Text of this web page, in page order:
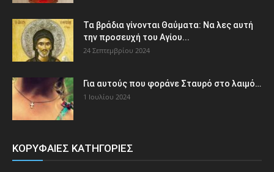
Τα βράδια γίνονται Θαύματα: Να λες αυτή
την προσευχή του Αγίου...
24 Σεπτεμβρίου 2024
Για αυτούς που φοράνε Σταυρό στο λαιμό…
1 Ιουλίου 2024
ΚΟΡΥΦΑΙΕΣ ΚΑΤΗΓΟΡΙΕΣ